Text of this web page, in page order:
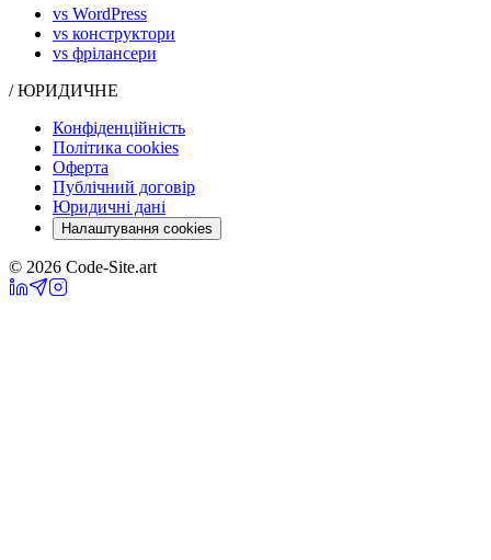
vs WordPress
vs конструктори
vs фрілансери
/ ЮРИДИЧНЕ
Конфіденційність
Політика cookies
Оферта
Публічний договір
Юридичні дані
Налаштування cookies
© 2026 Code-Site.art